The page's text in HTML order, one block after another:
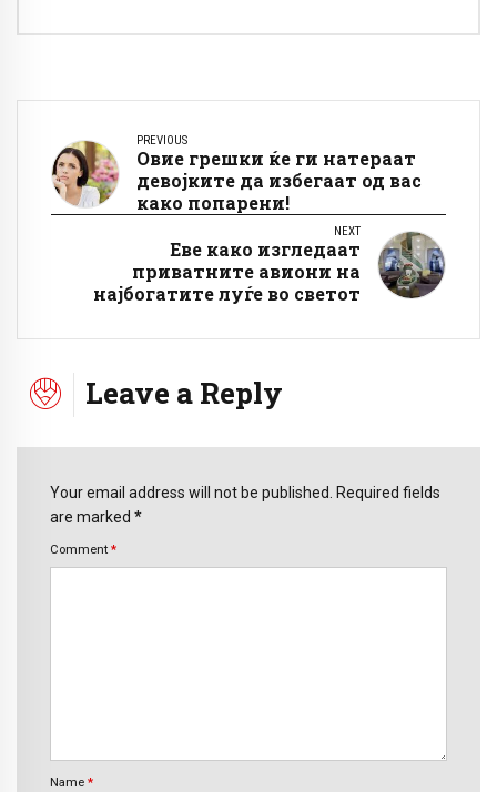
PREVIOUS
Овие грешки ќе ги натераат
девојките да избегаат од вас
како попарени!
NEXT
Еве како изгледаат
приватните авиони на
најбогатите луѓе во светот
Leave a Reply
Your email address will not be published. Required fields
are marked *
Comment *
Name *